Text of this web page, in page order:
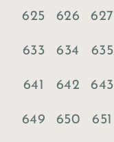
625 626 627
633 634 635
641 642 643
649 650 651